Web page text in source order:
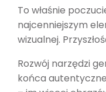
To właśnie
najcenniejszym
wizualnej.
Rozwój narzędzi
końca